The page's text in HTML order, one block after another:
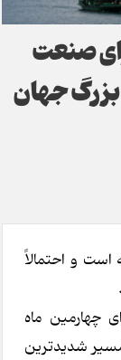
صنعت
جهان
و احتمالاً
چهارمین ماه
شدیدترین